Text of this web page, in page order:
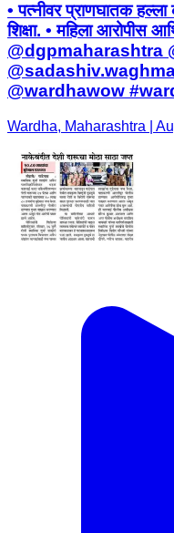
• पत्नीवर प्राणघातक
शिक्षा. • महिला आरोपीस
@dgpmaharashtra
@wardhawow
Wardha, Maharashtra |